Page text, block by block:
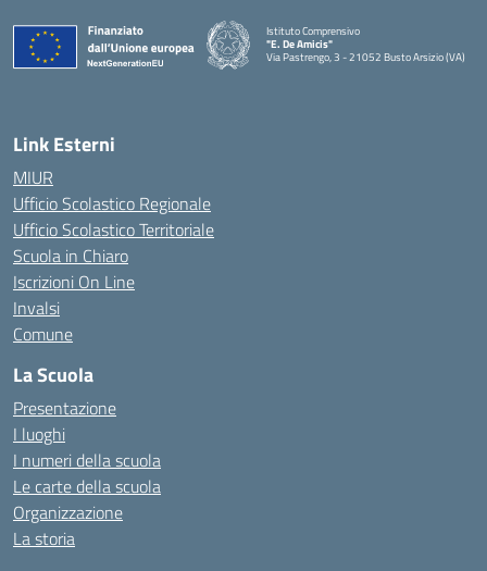
Istituto Comprensivo
"E. De Amicis"
Via Pastrengo, 3 - 21052 Busto Arsizio (VA)
Link Esterni
MIUR
Ufficio Scolastico Regionale
Ufficio Scolastico Territoriale
Scuola in Chiaro
Iscrizioni On Line
Invalsi
Comune
La Scuola
Presentazione
I luoghi
I numeri della scuola
Le carte della scuola
Organizzazione
La storia